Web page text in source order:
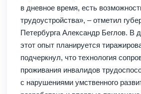
в дневное время, есть
трудоустройства», – отметил
Петербурга Александр Беглов. В
этот опыт планируется
подчеркнул, что технология
проживания инвалидов
с нарушениями умственного